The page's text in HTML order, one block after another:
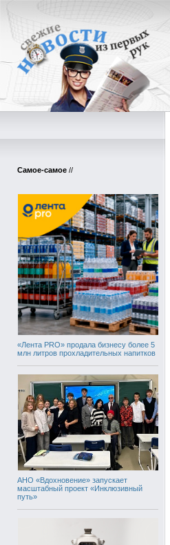
Самое-самое //
«Лента PRO» продала бизнесу более 5
млн литров прохладительных напитков
АНО «Вдохновение» запускает
масштабный проект «Инклюзивный
путь»